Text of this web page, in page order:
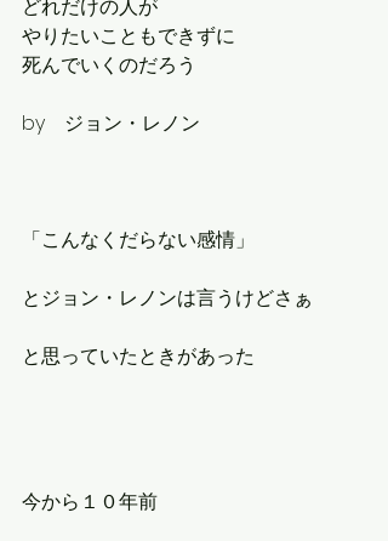
どれだけの人が
やりたいこともできずに
死んでいくのだろう
by　ジョン・レノン
「こんなくだらない感情」
とジョン・レノンは言うけどさぁ
と思っていたときがあった
今から１０年前